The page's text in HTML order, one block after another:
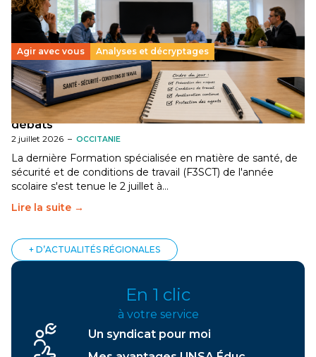
Agir avec vous Analyses et décryptages
[Gard] F3SCT : narcotrafic, fortes chaleurs et
dégradation des conditions de travail au cœur des
débats
2 juillet 2026 – OCCITANIE
La dernière Formation spécialisée en matière de santé, de
sécurité et de conditions de travail (F3SCT) de l'année
scolaire s'est tenue le 2 juillet à…
Lire la suite →
+ D’ACTUALITÉS RÉGIONALES
En 1 clic
à votre service
Un syndicat pour moi